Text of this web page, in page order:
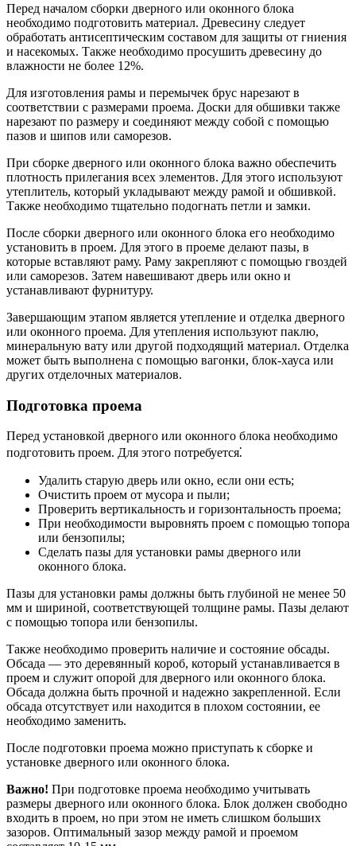
Перед началом сборки дверного или оконного блока
необходимо подготовить материал. Древесину следует
обработать антисептическим составом для защиты от гниения
и насекомых. Также необходимо просушить древесину до
влажности не более 12%.
Для изготовления рамы и перемычек брус нарезают в
соответствии с размерами проема. Доски для обшивки также
нарезают по размеру и соединяют между собой с помощью
пазов и шипов или саморезов.
При сборке дверного или оконного блока важно обеспечить
плотность прилегания всех элементов. Для этого используют
утеплитель, который укладывают между рамой и обшивкой.
Также необходимо тщательно подогнать петли и замки.
После сборки дверного или оконного блока его необходимо
установить в проем. Для этого в проеме делают пазы, в
которые вставляют раму. Раму закрепляют с помощью гвоздей
или саморезов. Затем навешивают дверь или окно и
устанавливают фурнитуру.
Завершающим этапом является утепление и отделка дверного
или оконного проема. Для утепления используют паклю,
минеральную вату или другой подходящий материал. Отделка
может быть выполнена с помощью вагонки, блок-хауса или
других отделочных материалов.
Подготовка проема
Перед установкой дверного или оконного блока необходимо
подготовить проем. Для этого потребуется⁚
Удалить старую дверь или окно, если они есть;
Очистить проем от мусора и пыли;
Проверить вертикальность и горизонтальность проема;
При необходимости выровнять проем с помощью топора
или бензопилы;
Сделать пазы для установки рамы дверного или
оконного блока.
Пазы для установки рамы должны быть глубиной не менее 50
мм и шириной, соответствующей толщине рамы. Пазы делают
с помощью топора или бензопилы.
Также необходимо проверить наличие и состояние обсады.
Обсада — это деревянный короб, который устанавливается в
проем и служит опорой для дверного или оконного блока.
Обсада должна быть прочной и надежно закрепленной. Если
обсада отсутствует или находится в плохом состоянии, ее
необходимо заменить.
После подготовки проема можно приступать к сборке и
установке дверного или оконного блока.
Важно! При подготовке проема необходимо учитывать
размеры дверного или оконного блока. Блок должен свободно
входить в проем, но при этом не иметь слишком больших
зазоров. Оптимальный зазор между рамой и проемом